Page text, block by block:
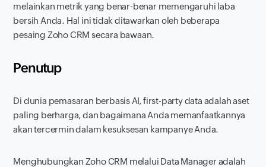
melainkan metrik yang benar-benar memengaruhi laba
bersih Anda. Hal ini tidak ditawarkan oleh beberapa
pesaing Zoho CRM secara bawaan.
Penutup
Di dunia pemasaran berbasis AI,first-party data adalah aset
paling berharga, dan bagaimana Anda memanfaatkannya
akan tercermin dalam kesuksesan kampanye Anda.
Menghubungkan Zoho CRM melalui Data Manager adalah